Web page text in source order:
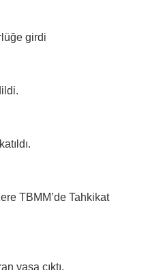
girdi
TBMM’de Tahkikat
yasa çıktı.